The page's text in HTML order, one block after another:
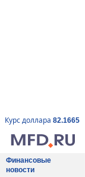
Курс доллара 82.1665
Финансовые
новости